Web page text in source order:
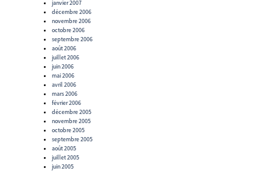
janvier 2007
décembre 2006
novembre 2006
octobre 2006
septembre 2006
août 2006
juillet 2006
juin 2006
mai 2006
avril 2006
mars 2006
février 2006
décembre 2005
novembre 2005
octobre 2005
septembre 2005
août 2005
juillet 2005
juin 2005